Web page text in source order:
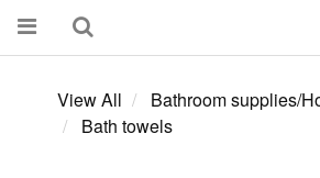
View All
Bathroom supplies/
Bath towels